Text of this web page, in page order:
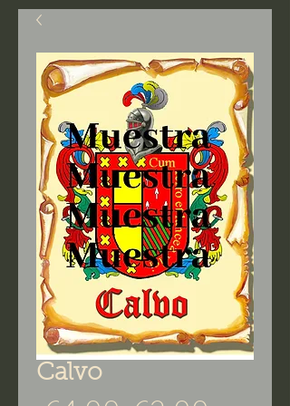
Calvo